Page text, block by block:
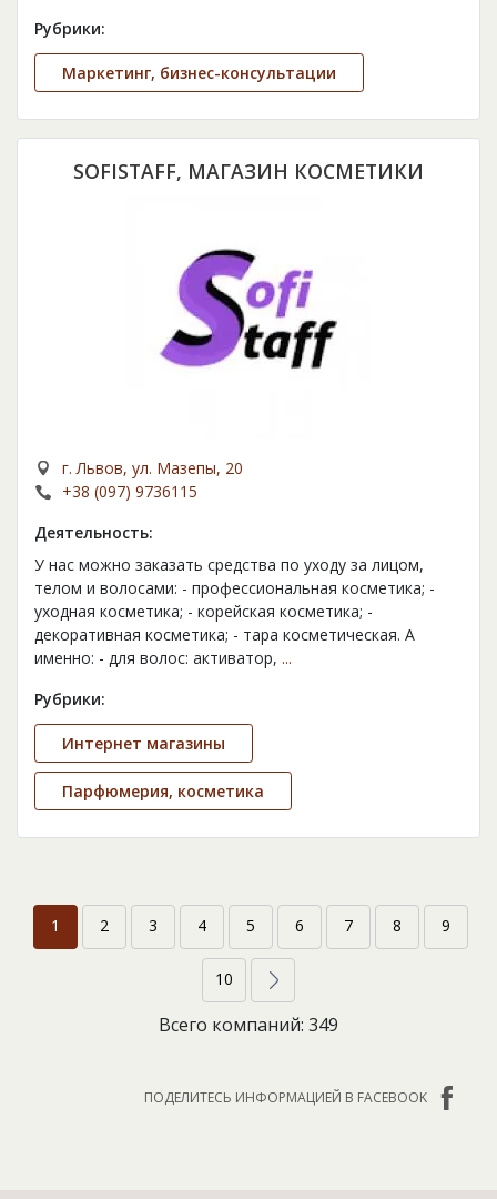
Рубрики:
Маркетинг, бизнес-консультации
SOFISTAFF, МАГАЗИН КОСМЕТИКИ
г. Львов, ул. Мазепы, 20
+38 (097) 9736115
Деятельность:
У нас можно заказать средства по уходу за лицом,
телом и волосами: - профессиональная косметика; -
уходная косметика; - корейская косметика; -
декоративная косметика; - тара косметическая. А
именно: - для волос: активатор, ...
Рубрики:
Интернет магазины
Парфюмерия, косметика
1 2 3 4 5 6 7 8 9
10
Всего компаний: 349
ПОДЕЛИТЕСЬ ИНФОРМАЦИЕЙ В FACEBOOK